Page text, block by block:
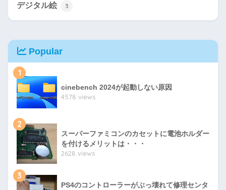
デジタル絵 3
Popular
1
cinebench 2024が起動しない原因
4578 views
2
スーパーファミコンのカセットに電池ホルダー
を付けるメリットは・・・
2628 views
3
PS4のコントローラーがぶっ壊れて修理センタ